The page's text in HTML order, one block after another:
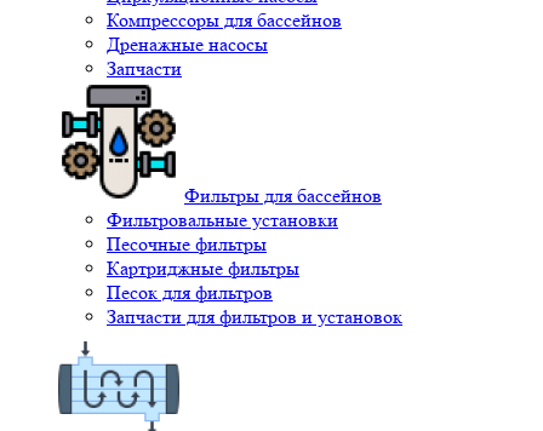
Компрессоры для бассейнов
Дренажные насосы
Запчасти
Фильтры для бассейнов
Фильтровальные установки
Песочные фильтры
Картриджные фильтры
Песок для фильтров
Запчасти для фильтров и установок